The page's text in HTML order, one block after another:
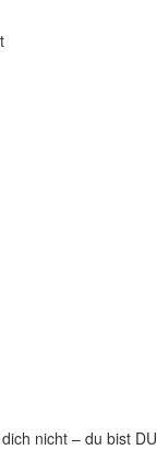
nicht – du bist DU